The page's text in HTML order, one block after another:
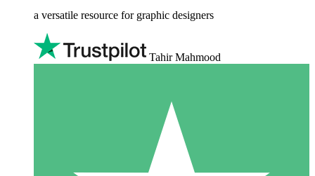
a versatile resource for graphic designers
Tahir Mahmood